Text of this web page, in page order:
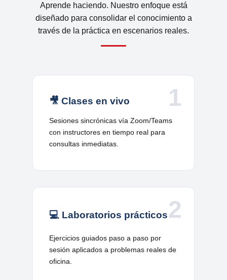
Aprende haciendo. Nuestro enfoque está
diseñado para consolidar el conocimiento a
través de la práctica en escenarios reales.
1
🎥 Clases en vivo
Sesiones sincrónicas vía Zoom/Teams
con instructores en tiempo real para
consultas inmediatas.
2
💻 Laboratorios prácticos
Ejercicios guiados paso a paso por
sesión aplicados a problemas reales de
oficina.